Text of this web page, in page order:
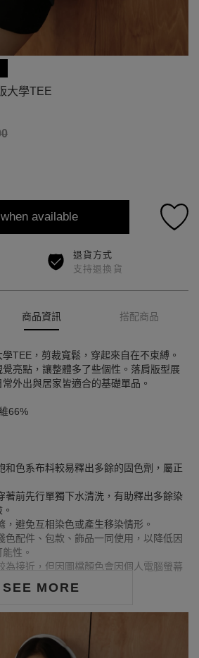
大學TEE
available
退貨方式
支持退換貨
商品資訊 搭配商品
SEE MORE
TEE，剪裁寬鬆，穿起來自在不束縛。
亮點，讓整體多了些個性。落肩版型展
外出與居家皆適合的基礎單品。
66%
色系布料較易釋出多餘的固色劑，屬正
前先行單獨下水清洗，有助釋出多餘染
避免互相染色或產生移染情形。
配件、包款、飾品一同使用，以降低因
性。
接近，但因圖檔顏色會因個人電腦螢幕
際商品顏色為準。
79cm
：90cm